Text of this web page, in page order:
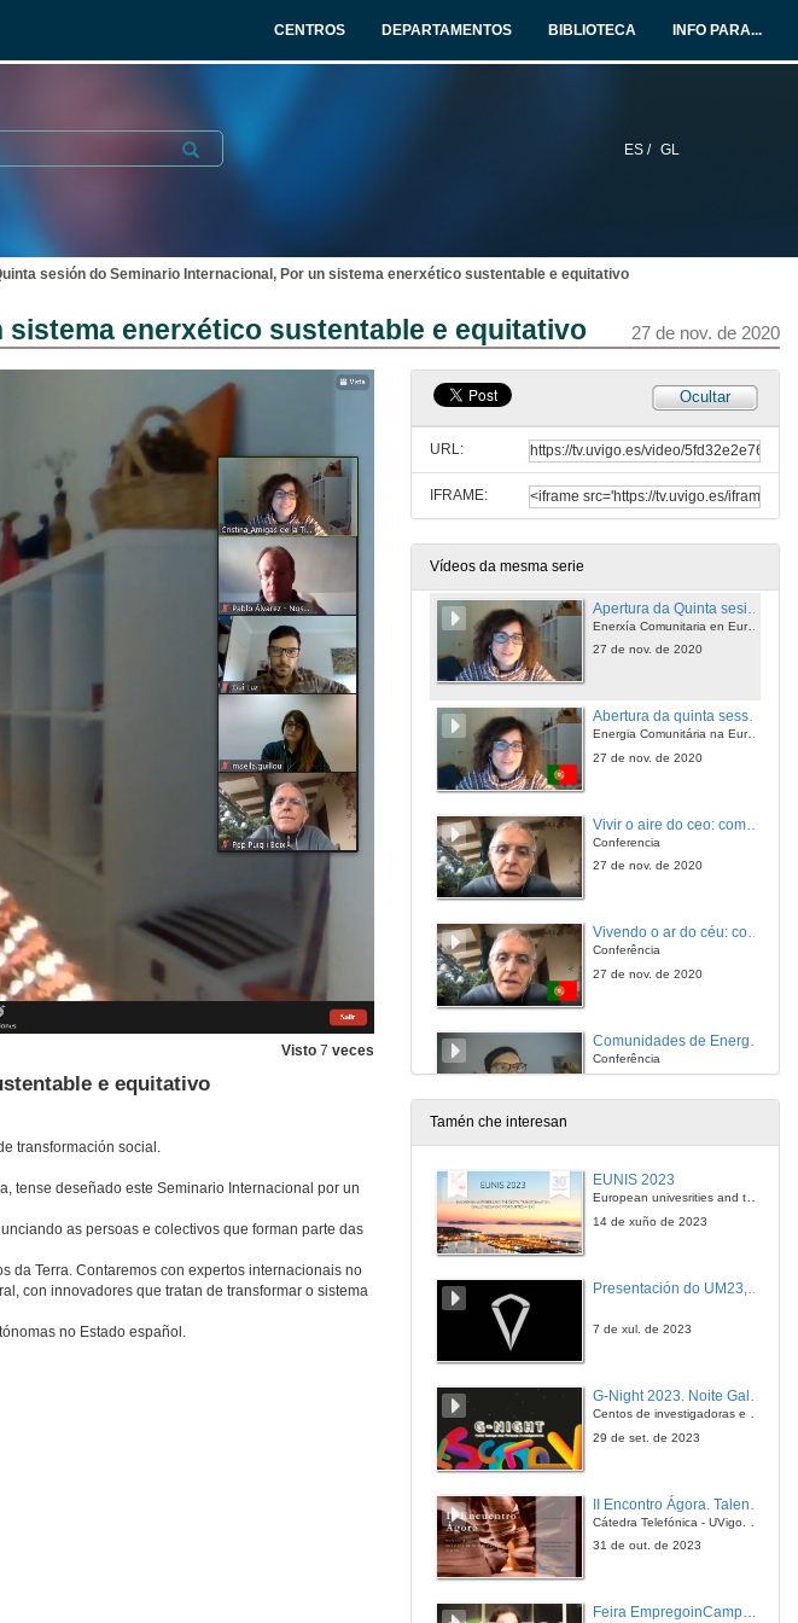
CENTROS DEPARTAMENTOS BIBLIOTECA INFO PARA...
ES / GL
Submit
sesión do Seminario Internacional, Por un sistema enerxético sustentable e equitativo
enerxético sustentable e equitativo 27 de nov. de 2020
Visto 7 veces
e equitativo
transformación social.
tense deseñado este Seminario Internacional por un
as persoas e colectivos que forman parte das
da Terra. Contaremos con expertos internacionais no
con innovadores que tratan de transformar o sistema
no Estado español.
Ocultar
URL:
IFRAME:
Vídeos da mesma serie
Enerxías renovábeis, parques eólicos e innovación tecnolóxica. Presentación dos palestrantes
20 de nov. de 2020
Norvento. Innovación tecnolóxica en eólica dende Galicia
Enerxías renovábeis, parques eólicos e innovación tecnolóxica. Quenda de cuestións
20 de nov. de 2020
Enerxía Comunitaria en Europa
27 de nov. de 2020
Abertura da quinta sessão do Seminário Internacional Por um sistema de energia sustentável e equitativo
Energia Comunitária na Europa
27 de nov. de 2020
Conferencia
27 de nov. de 2020
Vivendo o ar do céu: compartilhando uma turbina eólica
Conferência
27 de nov. de 2020
Conferência
Comunidades de Enerxía: Experiencias de Portugal
27 de nov. de 2020
27 de nov. de 2020
27 de nov. de 2020
Tamén che interesan
EUNIS 2023
European univesrities and the digital transformation: challenges and opportunities ahead
14 de xuño de 2023
7 de xul. de 2023
G-Night 2023. Noite Galega das Persoas Investigadoras. Conciencias creativas
Centos de investigadoras e investigadores, decenas de actividades e sete cidades
29 de set. de 2023
Cátedra Telefónica - UVigo. Espazos de innovación
31 de out. de 2023
Feira EmpregoinCampus Vigo 2024